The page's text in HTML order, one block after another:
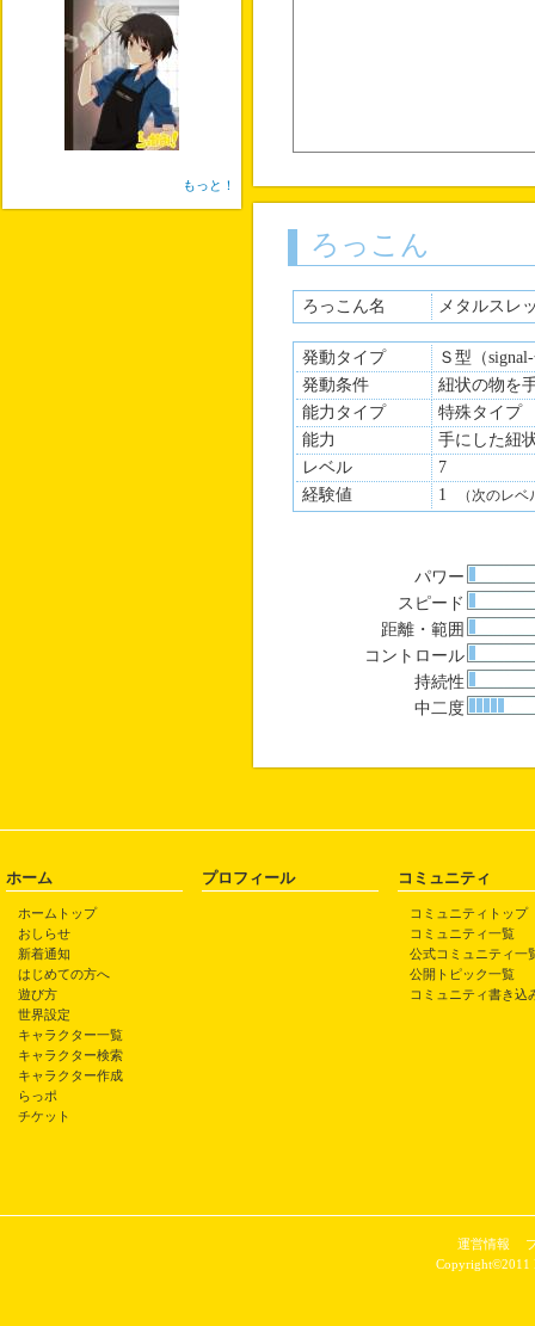
ろっこん
ろっこん名 メタルスレ
発動タイプ
Ｓ型（
発動条件
紐状の物を
能力タイプ
特殊タイプ
能力
手にした紐
レベル
7
経験値
1 （次のレ
パワー
スピード
距離・範囲
コントロール
持続性
中二度
もっと！
ホーム
ホームトップ
おしらせ
新着通知
はじめての方へ
遊び方
世界設定
キャラクター一覧
キャラクター検索
キャラクター作成
らっポ
チケット
プロフィール コミュニティ
コミュニティトップ
コミュニティ一覧
公式コミュニティ一
公開トピック一覧
コミュニティ書き込
運営情報
Copyright©2011